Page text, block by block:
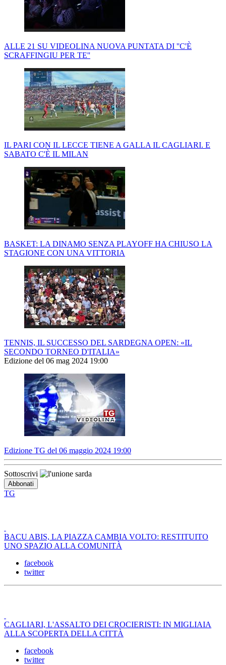
ALLE 21 SU VIDEOLINA NUOVA PUNTATA DI ''C'È
SCRAFFINGIU PER TE''
IL PARI CON IL LECCE TIENE A GALLA IL CAGLIARI. E
SABATO C'È IL MILAN
BASKET: LA DINAMO SENZA PLAYOFF HA CHIUSO LA
STAGIONE CON UNA VITTORIA
TENNIS, IL SUCCESSO DEL SARDEGNA OPEN: «IL
SECONDO TORNEO D'ITALIA»
Edizione del 06 mag 2024 19:00
Edizione TG del 06 maggio 2024 19:00
Sottoscrivi
TG
BACU ABIS, LA PIAZZA CAMBIA VOLTO: RESTITUITO
UNO SPAZIO ALLA COMUNITÀ
facebook
twitter
CAGLIARI, L'ASSALTO DEI CROCIERISTI: IN MIGLIAIA
ALLA SCOPERTA DELLA CITTÀ
facebook
twitter